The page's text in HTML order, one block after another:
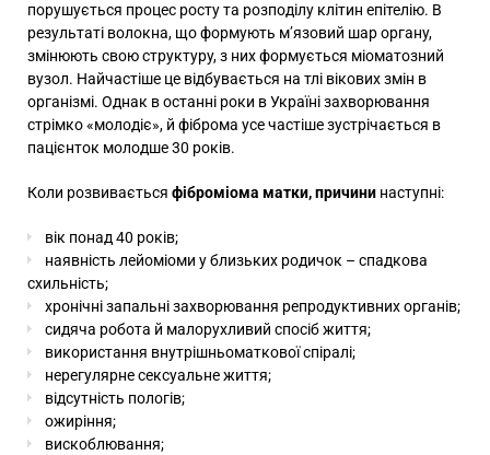
порушується процес росту та розподілу клітин епітелію. В
результаті волокна, що формують м’язовий шар органу,
змінюють свою структуру, з них формується міоматозний
вузол. Найчастіше це відбувається на тлі вікових змін в
організмі. Однак в останні роки в Україні захворювання
стрімко «молодіє», й фіброма усе частіше зустрічається в
пацієнток молодше 30 років.
Коли розвивається фіброміома матки, причини наступні:
вік понад 40 років;
наявність лейоміоми у близьких родичок – спадкова
схильність;
хронічні запальні захворювання репродуктивних органів;
сидяча робота й малорухливий спосіб життя;
використання внутрішньоматкової спіралі;
нерегулярне сексуальне життя;
відсутність пологів;
ожиріння;
вискоблювання;